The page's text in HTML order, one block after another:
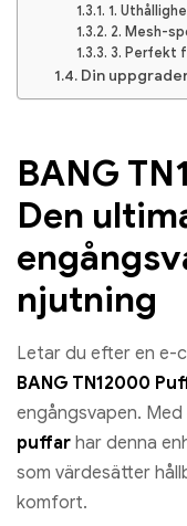
1.
2. Mesh-
3. Perfekt
Din
BANG
Den
njutning
Letar du efter en e-
BANG TN12000
engångsvapen.
puffar har denna
som värdesätter
komfort.